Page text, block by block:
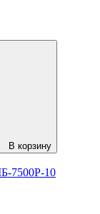
В корзину